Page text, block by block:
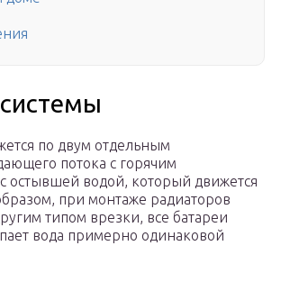
по двум отдельным
потока с горячим
остывшей водой, который движется
при монтаже радиаторов
типом врезки, все батареи
вода примерно одинаковой